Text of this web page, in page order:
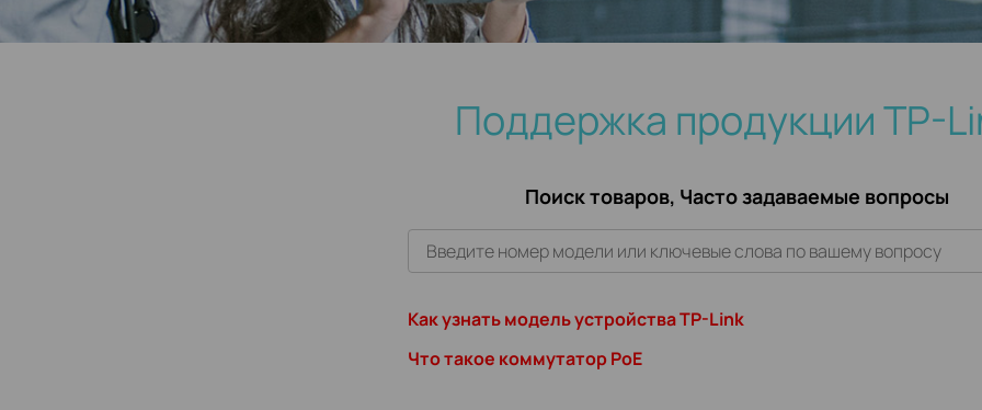
Поддержка продукции TP-
Поиск товаров, Часто задаваемые вопросы
Как узнать модель устройства TP-Link
Что такое коммутатор PoE